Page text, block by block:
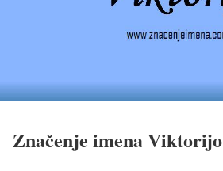
Značenje imena Viktorijo